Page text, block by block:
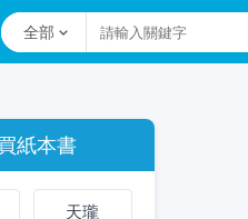
全部
紙本書
天瓏